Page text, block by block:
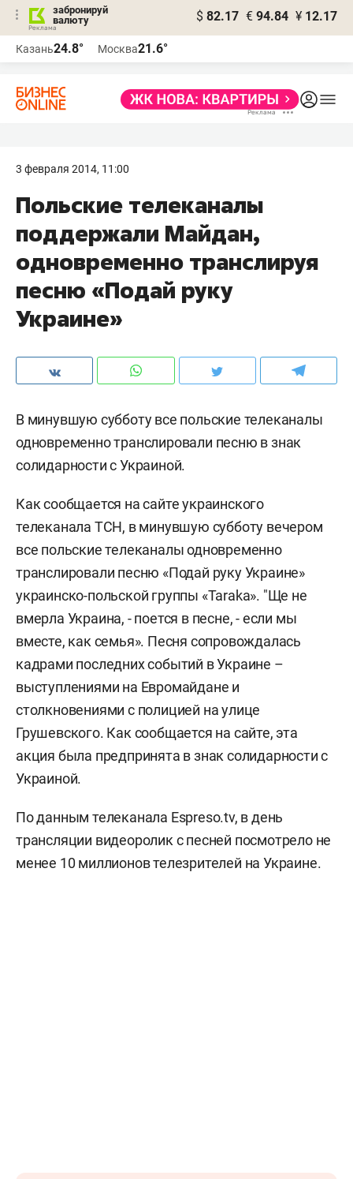
забронируй
валюту
$ 82.17 € 94.84 ¥ 12.17
Казань24.8° Москва21.6°
3 февраля 2014, 11:00
Польские телеканалы
поддержали Майдан,
одновременно транслируя
песню «Подай руку
Украине»
В минувшую субботу все польские телеканалы
одновременно транслировали песню в знак
солидарности с Украиной.
Как сообщается на сайте украинского
телеканала ТСН, в минувшую субботу вечером
все польские телеканалы одновременно
транслировали песню «Подай руку Украине»
украинско-польской группы «Taraka». "Ще не
вмерла Украина, - поется в песне, - если мы
вместе, как семья». Песня сопровождалась
кадрами последних событий в Украине –
выступлениями на Евромайдане и
столкновениями с полицией на улице
Грушевского. Как сообщается на сайте, эта
акция была предпринята в знак солидарности с
Украиной.
По данным телеканала Espreso.tv, в день
трансляции видеоролик с песней посмотрело не
менее 10 миллионов телезрителей на Украине.